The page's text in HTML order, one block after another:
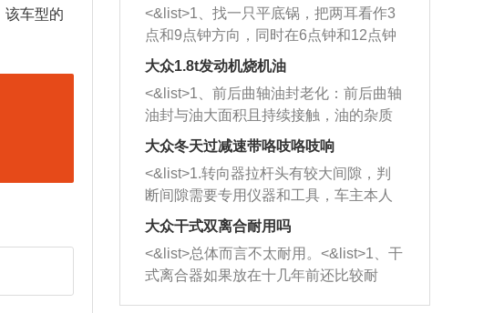
该车型的
施。 <&list>2、直接利用木棍将所有的
杂物推到排气管里面的位置处，然后将
三元催化器拆解开，就可以将堵塞的东
西取出来。但如果是因为积碳过多引起
的堵塞，就需要将三元催化器泡在草酸
洗剂对堵塞的情况得到解决，将清洗剂
放在燃油箱中，与燃油混合后，车辆启
动时，就可以和汽油一起进入到燃烧
室，最后形成废气排出，就可以让三元
催化器得到清洗，排气管堵塞的情况就
能够得到解决。
<&list>1、找一只平底锅，把两耳看作3
点和9点钟方向，同时在6点钟和12点钟
方向做一个标记。 <&list>2、双手握住
一圈半的练习，往右同样也要打相同的
圈数。 <&list>3、最后强调要反复练
习，这样就可以形成肌肉记忆，在真实
驾驶车辆时，不需要记忆也能打好方
向。
大众1.8t发动机烧机油
<&list>1、前后曲轴油封老化：前后曲轴
油封与油大面积且持续接触，油的杂质
和发动机内持续温度变化使其密封效果
逐渐减弱，导致渗油或漏油。<&list>2、
活塞间隙过大：积碳会使活塞环与缸体
的间隙扩大，导致机油流入燃烧室中，
造成烧机油。<&list>3、机油粘度。使用
机油粘度过小的话，同样会有烧机油现
象，机油粘度过小具有很好的流动性，
大众冬天过减速带咯吱咯吱响
<&list>1.转向器拉杆头有较大间隙，判
断间隙需要专用仪器和工具，车主本人
无法制作，需要将车辆送到修理厂或4s
店；<&list>2.车辆半轴套管防尘罩破
裂，破裂后会出现漏油现象，使半轴磨
损严重，磨损的半轴容易损坏，产生异
响；<&list>3.稳定器的转向胶套和球头
大众干式双离合耐用吗
<&list>总体而言不太耐用。<&list>1、干
式离合器如果放在十几年前还比较耐